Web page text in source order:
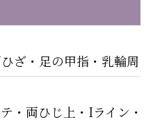
ひざ・足の甲指・乳輪周
テ・両ひじ上・Iライン